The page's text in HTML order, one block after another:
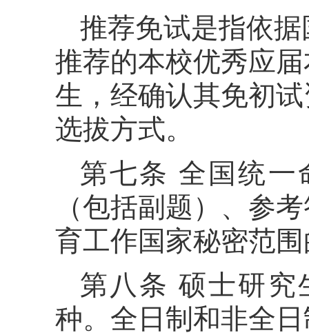
推荐免试是指依
推荐的本校优秀应
生，经确认其免初
选拔方式。
第七条 全国统一
（包括副题）、参
育工作国家秘密范
第八条 硕士研究
种。全日制和非全